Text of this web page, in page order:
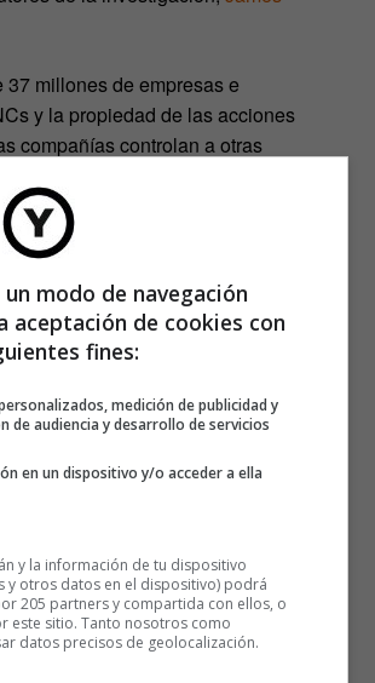
millones de empresas e
y la propiedad de las acciones
compañías controlan a otras
interconectada, según el
lazo con dos o más empresas y,
modo de navegación
aceptación de cookies con
fines:
medición de publicidad y
de audiencia y desarrollo de servicios
en un dispositivo y/o acceder a ella
y la información de tu dispositivo
y otros datos en el dispositivo) podrá
205 partners y compartida con ellos, o
este sitio. Tanto nosotros como
datos precisos de geolocalización.